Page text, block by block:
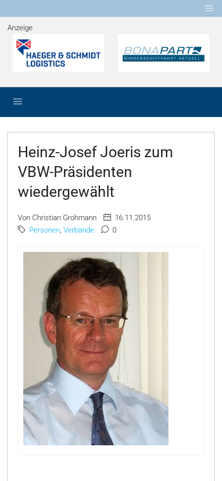
Anzeige
Heinz-Josef Joeris zum
VBW-Präsidenten
wiedergewählt
Von Christian Grohmann
16.11.2015
Personen, Verbände 0